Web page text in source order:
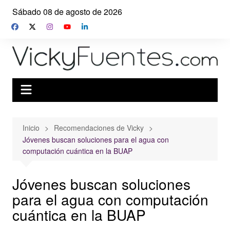
Saltar
contenido
Sábado 08 de agosto de 2026
Inicio
Recomendaciones de Vicky
Jóvenes buscan soluciones para el agua con
computación cuántica en la BUAP
Jóvenes buscan soluciones
para el agua con computación
cuántica en la BUAP